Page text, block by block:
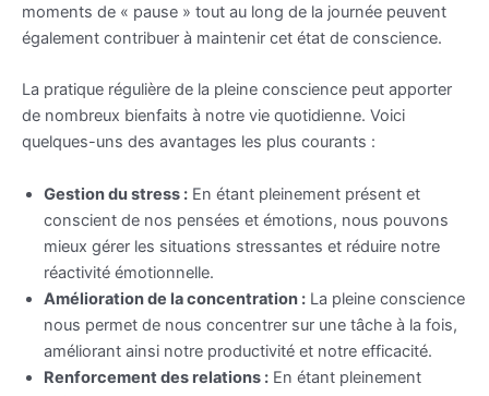
moments de « pause » tout au long de la journée peuvent
également contribuer à maintenir cet état de conscience.
La pratique régulière de la pleine conscience peut apporter
de nombreux bienfaits à notre vie quotidienne. Voici
quelques-uns des avantages les plus courants :
Gestion du stress : En étant pleinement présent et
conscient de nos pensées et émotions, nous pouvons
mieux gérer les situations stressantes et réduire notre
réactivité émotionnelle.
Amélioration de la concentration : La pleine conscience
nous permet de nous concentrer sur une tâche à la fois,
améliorant ainsi notre productivité et notre efficacité.
Renforcement des relations : En étant pleinement